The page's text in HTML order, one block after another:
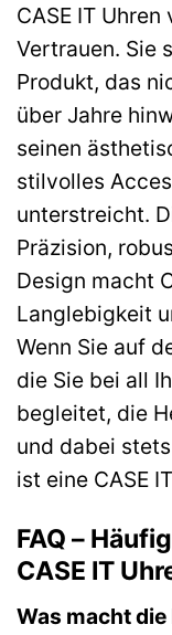
CASE IT
Vertrauen. Sie
Produkt, das
über Jahre
seinen
stilvolles
unterstreicht.
Präzision,
Design macht
Langlebigkeit
Wenn Sie auf
die Sie bei all
begleitet, die
und dabei
ist eine CASE
FAQ –
CASE IT
Was macht die